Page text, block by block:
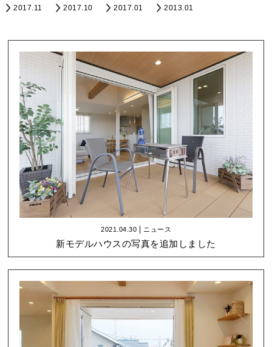
2017.11
2017.10 2017.01 2013.01
2021.04.30 ニュース
新モデルハウスの写真を追加しました